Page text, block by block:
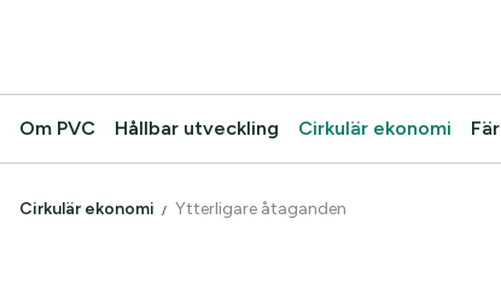
Om PVC Hållbar utveckling Cirkulär ekonomi
Cirkulär ekonomi Ytterligare åtaganden